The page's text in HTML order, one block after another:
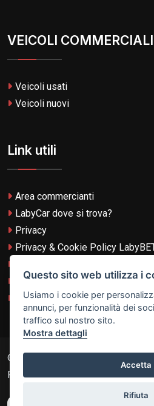
VEICOLI COMMERCIALI
Veicoli usati
Veicoli nuovi
Link utili
Area commercianti
LabyCar dove si trova?
Privacy
Privacy & Cookie Policy
Termini e Condizioni LabyBET
Login con TikTok
© 2026
Rights Reserved.
Questo sito web utilizza i
Usiamo i cookie per
annunci, per funzionalità dei
traffico sul nostro sito.
Mostra dettagli
Accetta
Rifiuta